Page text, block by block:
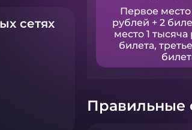
сетях
Первое
рублей + 2
место 1
билета,
Правильные